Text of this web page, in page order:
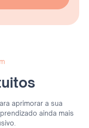
Sobrancelhas
aprimorar a sua
ainda mais